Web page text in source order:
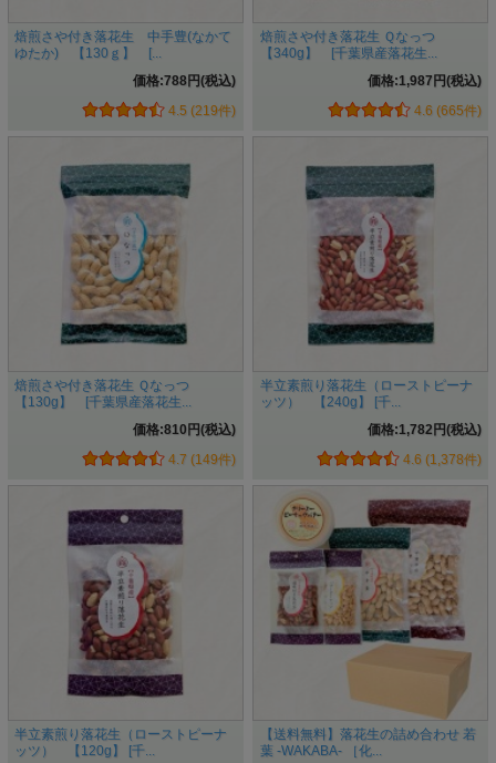
こういった事をなくすため実が無くすため機械選別を４回、
手選別２回の計６回の選別作業をして状態の悪い落花生を徹
底して取り除きます。
焙煎さや付き落花生 中手豊(なかて
ゆたか) 【130ｇ】 [...
価格:788円(税込)
4.5 (219件)
焙煎さや付き落花生 Ｑなっつ
【340g】 [千葉県産落花生...
価格:1,987円(税込)
4.6 (665件)
焙煎さや付き落花生 Ｑなっつ
【130g】 [千葉県産落花生...
価格:810円(税込)
4.7 (149件)
半立素煎り落花生（ローストピーナ
ッツ） 【240g】 [千...
価格:1,782円(税込)
4.6 (1,378件)
半立素煎り落花生（ローストピーナ
ッツ） 【120g】 [千...
【送料無料】落花生の詰め合わせ 若
葉 -WAKABA- ［化...